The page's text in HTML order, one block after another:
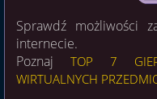
Sprawdź możliwości
internecie.
Poznaj TOP 7 GIER
WIRTUALNYCH